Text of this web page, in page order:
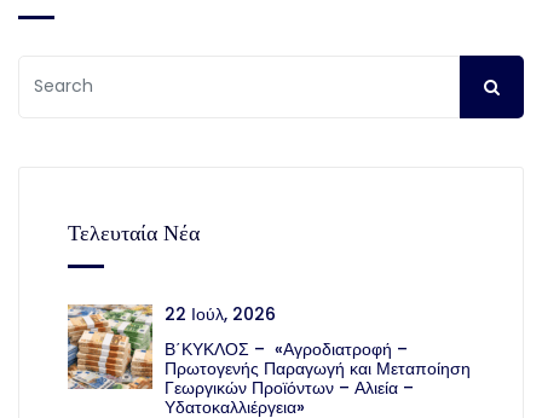
Τελευταία Νέα
22 Ιούλ, 2026
Β΄ΚΥΚΛΟΣ – «Αγροδιατροφή –
Πρωτογενής Παραγωγή και Μεταποίηση
Γεωργικών Προϊόντων – Αλιεία –
Υδατοκαλλιέργεια»